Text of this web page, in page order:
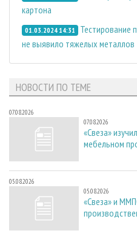
картона
01.03.2024 14:31
Тестирование
не выявило тяжелых металлов
НОВОСТИ ПО ТЕМЕ
07.08.2026
07.08.2026
«Свеза»
мебельном
05.08.2026
05.08.2026
«Свеза» и